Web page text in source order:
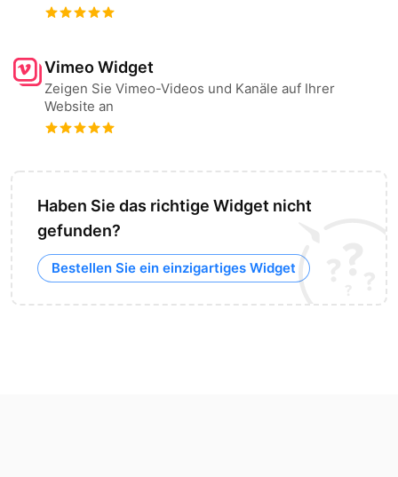
Vimeo Widget
Zeigen Sie Vimeo-Videos und Kanäle auf Ihrer
Website an
Haben Sie das richtige Widget nicht
gefunden?
Bestellen Sie ein einzigartiges Widget